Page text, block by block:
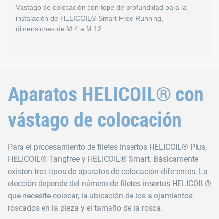
Vástago de colocación con tope de profundidad para la
instalación de HELICOIL® Smart Free Running,
dimensiones de M 4 a M 12
Vástago de colocación con tope de profundidad para la
Apto para las siguientes máquinas de colocación
Aparatos HELICOIL® con
vástago de colocación
Para el procesamiento de filetes insertos HELICOIL® Plus,
HELICOIL® Tangfree y HELICOIL® Smart. Básicamente
existen tres tipos de aparatos de colocación diferentes. La
elección depende del número de filetes insertos HELICOIL®
que necesite colocar, la ubicación de los alojamientos
roscados en la pieza y el tamaño de la rosca.